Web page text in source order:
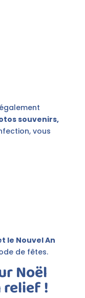
souvenirs,
vous
le Nouvel An
de fêtes.
Noël
relief !